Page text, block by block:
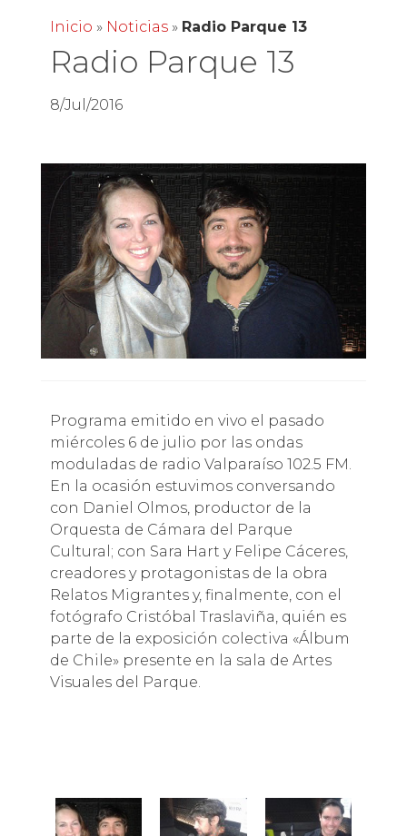
Inicio » Noticias» Radio Parque 13
Radio Parque 13
8/Jul/2016
Programa emitido en vivo el pasado
miércoles 6 de julio por las ondas
moduladas de radio Valparaíso 102.5 FM.
En la ocasión estuvimos conversando
con Daniel Olmos, productor de la
Orquesta de Cámara del Parque
Cultural; con Sara Hart y Felipe Cáceres,
creadores y protagonistas de la obra
Relatos Migrantes y, finalmente, con el
fotógrafo Cristóbal Traslaviña, quién es
parte de la exposición colectiva «Álbum
de Chile» presente en la sala de Artes
Visuales del Parque.